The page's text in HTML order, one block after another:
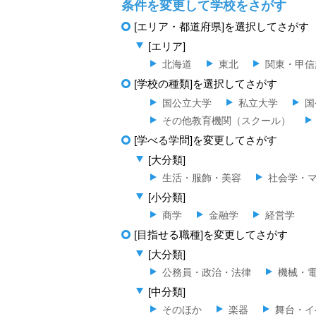
条件を変更して学校をさがす
[エリア・都道府県]を選択してさがす
[エリア]
北海道 東北 関東・甲
[学校の種類]を選択してさがす
国公立大学 私立大学
その他教育機関（スクール）
[学べる学問]を変更してさがす
[大分類]
生活・服飾・美容 社会学・
[小分類]
商学 金融学 経営学
[目指せる職種]を変更してさがす
[大分類]
公務員・政治・法律 機械・
[中分類]
そのほか 楽器 舞台・